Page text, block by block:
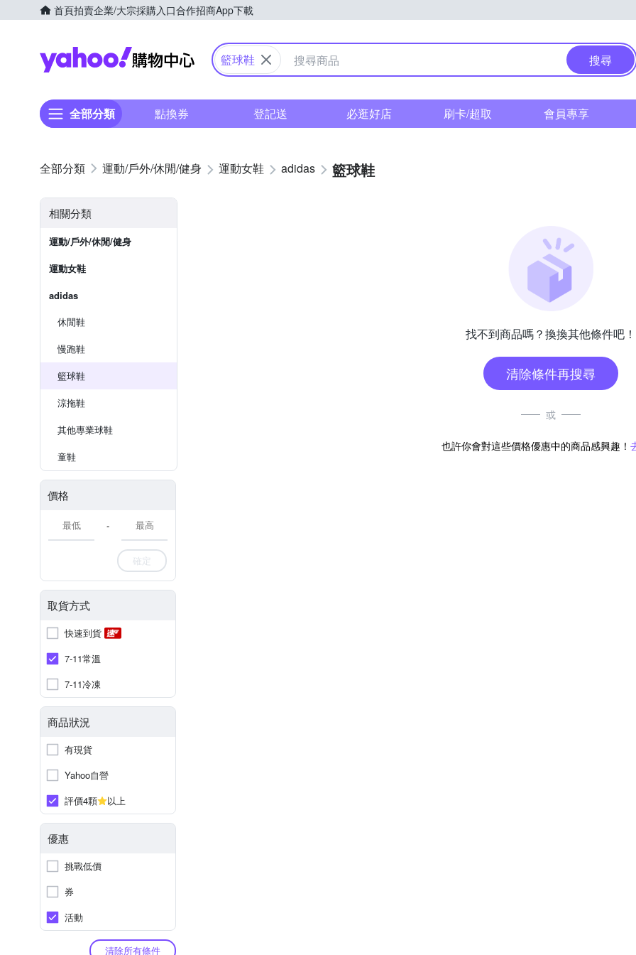
首頁拍賣企業/大宗採購入口合作招商App下載
Yahoo購物中心
籃球鞋 搜尋
全部分類 點換券 登記送 必逛好店 刷卡/超取 會員專享
運動/戶外/休閒/健身 運動女鞋 adidas 籃球鞋
相關分類
運動/戶外/休閒/健身
運動女鞋
adidas
休閒鞋
慢跑鞋
籃球鞋
涼拖鞋
其他專業球鞋
童鞋
價格
-
確定
取貨方式
快速到貨
7-11常溫
7-11冷凍
商品狀況
有現貨
Yahoo自營
評價4顆
以上
優惠
挑戰低價
券
活動
清除所有條件
找不到商品嗎？換換其他條件吧！
清除條件再搜尋
或
也許你會對這些價格優惠中的商品感興趣！